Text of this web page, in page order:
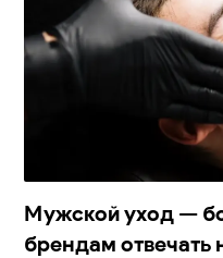
Мужской уход —
брендам отвечать